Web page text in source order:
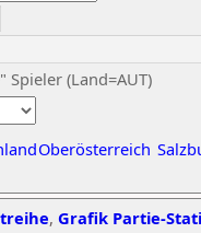
(Land=AUT)
Oberösterreich
, Grafik Partie-